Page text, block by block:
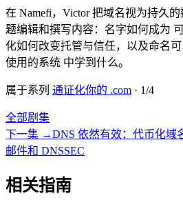
在 Namefi，Victor 把域名视为持久
题编辑和撰写内容：名字如何成为
化如何改变托管与信任，以及命名
使用的系统 中学到什么。
属于系列 通证化你的 .com · 1/4
全部剧集
下一集 →DNS 依然有效：代币化域
邮件和 DNSSEC
相关指南